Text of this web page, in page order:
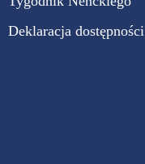
Deklaracja dostępności